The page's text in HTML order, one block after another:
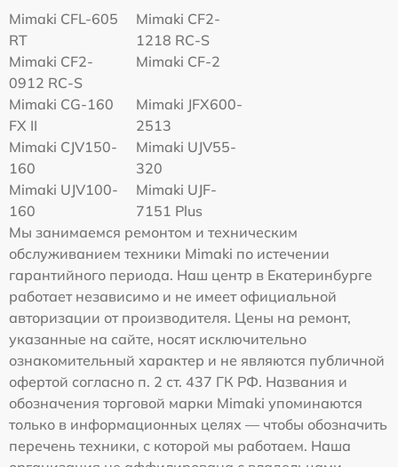
Mimaki CFL-605
RT
Mimaki CF2-
1218 RC-S
Mimaki CF2-
0912 RC-S
Mimaki CF-2
Mimaki CG-160
FX II
Mimaki JFX600-
2513
Mimaki СJV150-
160
Mimaki UJV55-
320
Mimaki UJV100-
160
Mimaki UJF-
7151 Plus
Мы занимаемся ремонтом и техническим
обслуживанием техники Mimaki по истечении
гарантийного периода. Наш центр в Екатеринбурге
работает независимо и не имеет официальной
авторизации от производителя. Цены на ремонт,
указанные на сайте, носят исключительно
ознакомительный характер и не являются публичной
офертой согласно п. 2 ст. 437 ГК РФ. Названия и
обозначения торговой марки Mimaki упоминаются
только в информационных целях — чтобы обозначить
перечень техники, с которой мы работаем. Наша